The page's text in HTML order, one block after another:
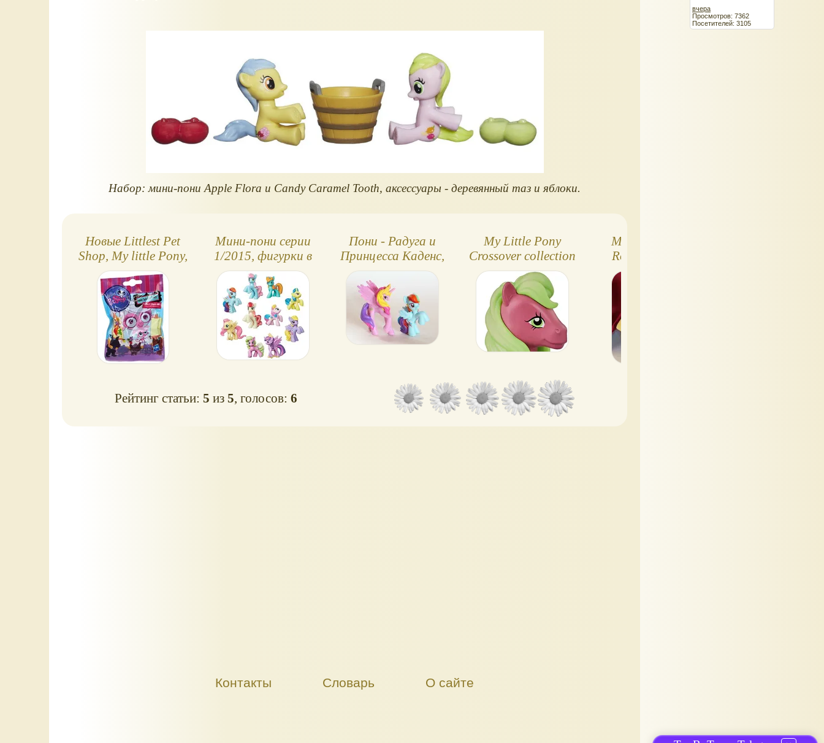
Набор: мини-пони Apple Flora и Candy Caramel Tooth, аксессуары - деревянный таз и яблоки.
Новые Littlest Pet
Shop, My little Pony,
2014 год
Мини-пони серии
1/2015, фигурки в
пакетиках
Пони - Радуга и
Принцесса Каденс,
фигурки
My Little Pony
Crossover collection
2020
My little Pony -
Roseluck (пони
Рейтинг статьи:5 из5, голосов:6
Контакты Словарь О сайте
вчера
Просмотров: 7362
Посетителей: 3105